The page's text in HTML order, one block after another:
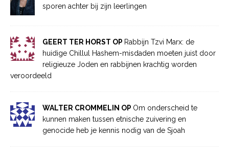
sporen achter bij zijn leerlingen
GEERT TER HORST OP Rabbijn Tzvi Marx: de
huidige Chillul Hashem-misdaden moeten juist door
religieuze Joden en rabbijnen krachtig worden
veroordeeld
WALTER CROMMELIN OP Om onderscheid te
kunnen maken tussen etnische zuivering en
genocide heb je kennis nodig van de Sjoah